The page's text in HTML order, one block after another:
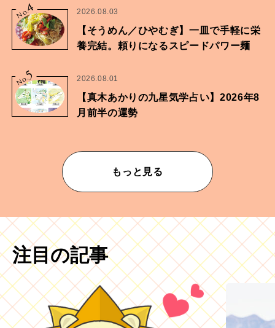
No.
4 2026.08.03
【そうめん／ひやむぎ】一皿で手軽に栄
養完結。頼りになるスピードパワー麺
No.
5 2026.08.01
【真木あかりの九星気学占い】2026年8
月前半の運勢
もっと見る
注目の記事